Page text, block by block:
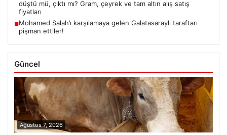
düştü mü, çıktı mı? Gram, çeyrek ve tam altın alış satış
fiyatları
■Mohamed Salah’ı karşılamaya gelen Galatasaraylı taraftarı
pişman ettiler!
Güncel
Ağustos 7, 2026